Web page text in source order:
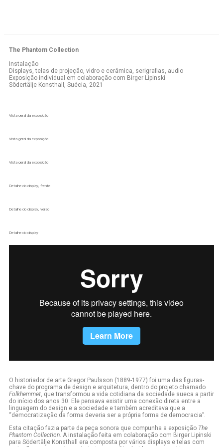
The Phantom Collection
Instalação
Displays, telas de projeção, vidro e cerâmica, serigrafias, audio
Exposição individual em colaboração com Birger Lipinski
Södertälje Konsthall, Suécia, 2021
Vista geral da exposição
Vista geral da exposição
Vista geral da exposição
Detalhe do display, frente
Detalhe do display, verso
Detalhe do display
O historiador de arte Gregor Paulsson (1889-1977) foi uma das figuras-
chave do programa de design e arquitetura, dentro do projeto chamado
Folkhemmet , que transformou a vida cotidiana da sociedade sueca a partir
do início dos anos 30. Ele pensava existir uma conexão direta entre a
linguagem do design e a sociedade e também acreditava que a
“democratização da forma deveria ser a própria forma de democracia”.
Esta citação fazia parte da peça sonora que compunha a exposição The
Phantom Collection . A instalação feita em colaboração com Birger Lipinski
para Södertälje Konsthall era composta por vários displays e telas com